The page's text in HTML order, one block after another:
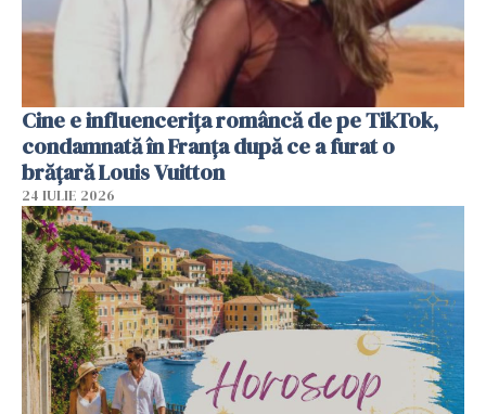
Cine e influencerița româncă de pe TikTok,
condamnată în Franța după ce a furat o
brățară Louis Vuitton
24 IULIE 2026